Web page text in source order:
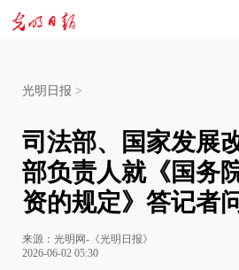
光明日报 >
司法部、国家发展
部负责人就《国务
资的规定》答记者
来源： 光明网-《光明日报》
2026-06-02 05:30